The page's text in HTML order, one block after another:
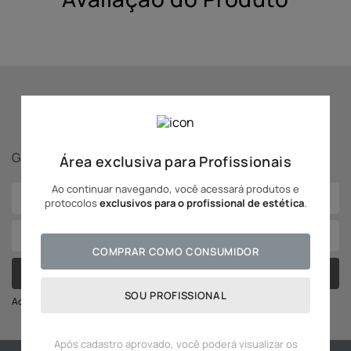
Área exclusiva para Profissionais
Ao continuar navegando, você acessará produtos e
protocolosexclusivos para o profissional de estética.
COMPRAR COMO CONSUMIDOR
SOU PROFISSIONAL
Após cadastro aprovado, você poderá visualizar os
novidades Adcos!
Ganhe 5% offna sua primeira compra!
CADASTRAR
Ao se cadastrar você irá concordar com a nossa política de privacidade